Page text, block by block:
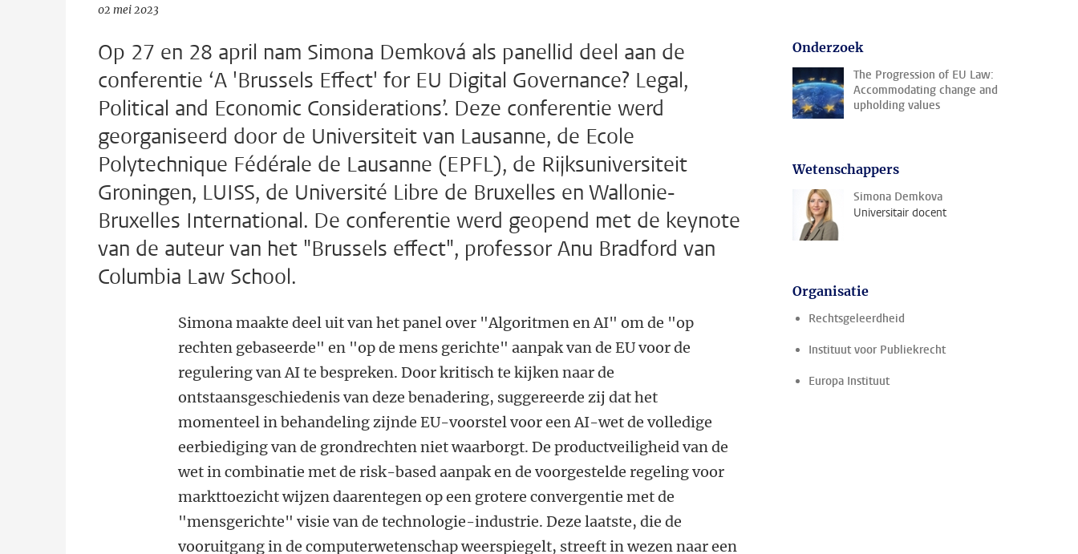
02 mei 2023
Op 27 en 28 april nam Simona Demková als panellid deel aan de
conferentie ‘A 'Brussels Effect' for EU Digital Governance? Legal,
Political and Economic Considerations’. Deze conferentie werd
georganiseerd door de Universiteit van Lausanne, de Ecole
Polytechnique Fédérale de Lausanne (EPFL), de Rijksuniversiteit
Groningen, LUISS, de Université Libre de Bruxelles en Wallonie-
Bruxelles International. De conferentie werd geopend met de keynote
van de auteur van het "Brussels effect", professor Anu Bradford van
Columbia Law School.
Simona maakte deel uit van het panel over "Algoritmen en AI" om de "op
rechten gebaseerde" en "op de mens gerichte" aanpak van de EU voor de
regulering van AI te bespreken. Door kritisch te kijken naar de
ontstaansgeschiedenis van deze benadering, suggereerde zij dat het
momenteel in behandeling zijnde EU-voorstel voor een AI-wet de volledige
eerbiediging van de grondrechten niet waarborgt. De productveiligheid van de
wet in combinatie met de risk-based aanpak en de voorgestelde regeling voor
markttoezicht wijzen daarentegen op een grotere convergentie met de
"mensgerichte" visie van de technologie-industrie. Deze laatste, die de
vooruitgang in de computerwetenschap weerspiegelt, streeft in wezen naar een
Onderzoek
The Progression of EU Law:
Accommodating change and
upholding values
Wetenschappers
Simona Demkova
Universitair docent
Organisatie
Rechtsgeleerdheid
Instituut voor Publiekrecht
Europa Instituut